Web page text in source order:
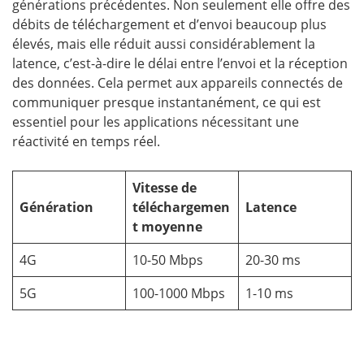
générations précédentes. Non seulement elle offre des
débits de téléchargement et d’envoi beaucoup plus
élevés, mais elle réduit aussi considérablement la
latence, c’est-à-dire le délai entre l’envoi et la réception
des données. Cela permet aux appareils connectés de
communiquer presque instantanément, ce qui est
essentiel pour les applications nécessitant une
réactivité en temps réel.
Génération
Vitesse de
téléchargemen
t moyenne
Latence
4G 10-50 Mbps
20-30 ms
5G
100-1000 Mbps 1-10 ms